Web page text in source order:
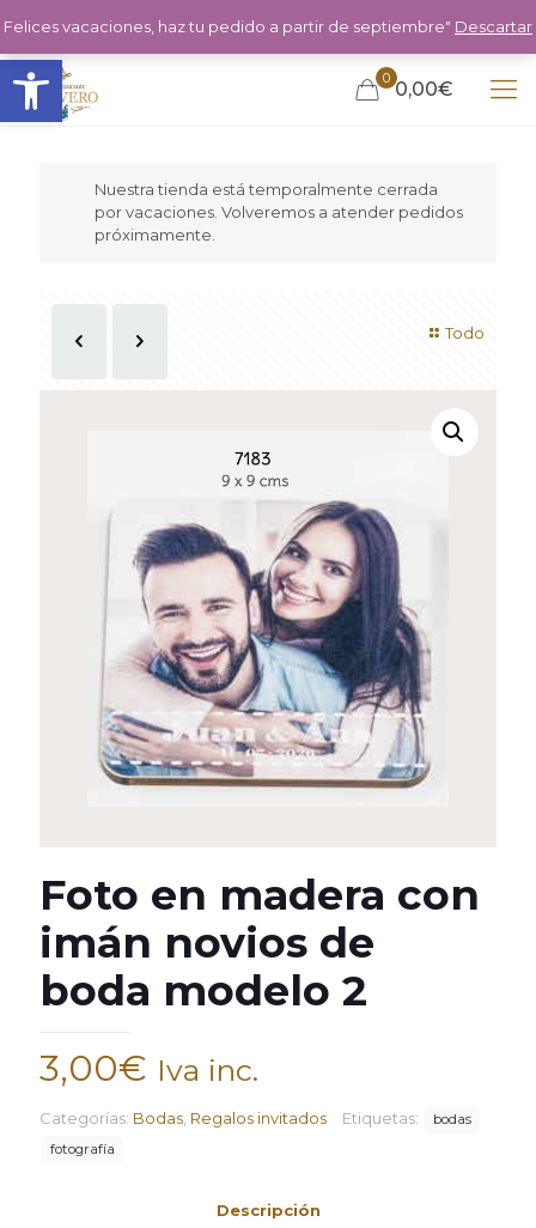
Abrir barra de herramientas 0 0,00€
Nuestra tienda está temporalmente cerrada
por vacaciones. Volveremos a atender pedidos
próximamente.
Todo
Foto en madera con
imán novios de
boda modelo 2
3,00€ Iva inc.
Categorías: Bodas Regalos invitados Etiquetas:
bodas
fotografía
Descripción
Felices vacaciones, haz tu pedido a partir de septiembre" Descartar